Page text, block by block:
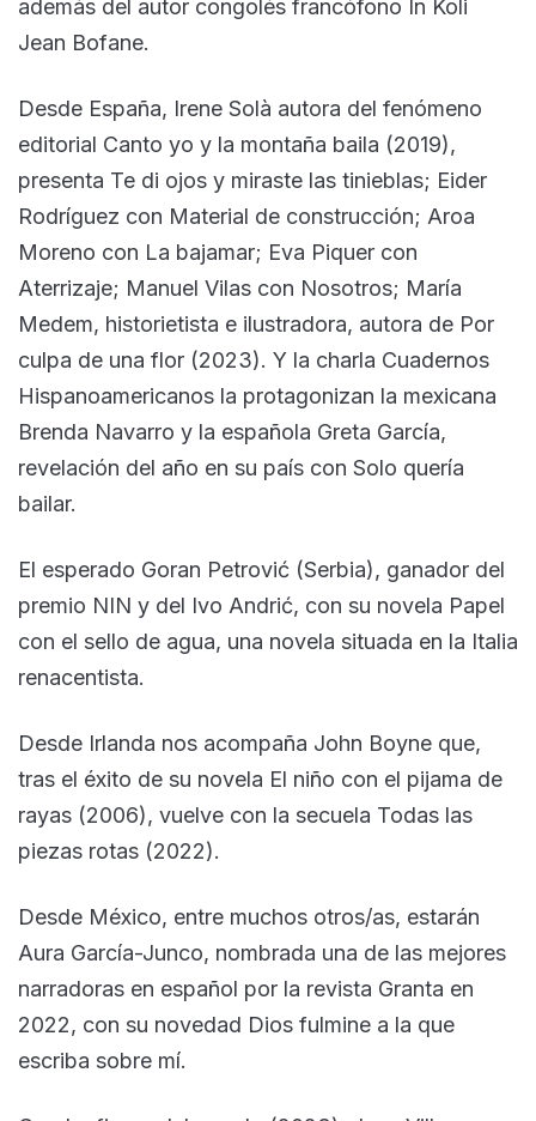
además del autor congolés francófono In Koli
Jean Bofane.
Desde España, Irene Solà autora del fenómeno
editorial Canto yo y la montaña baila (2019),
presenta Te di ojos y miraste las tinieblas; Eider
Rodríguez con Material de construcción; Aroa
Moreno con La bajamar; Eva Piquer con
Aterrizaje; Manuel Vilas con Nosotros; María
Medem, historietista e ilustradora, autora de Por
culpa de una flor (2023). Y la charla Cuadernos
Hispanoamericanos la protagonizan la mexicana
Brenda Navarro y la española Greta García,
revelación del año en su país con Solo quería
bailar.
El esperado Goran Petrović (Serbia), ganador del
premio NIN y del Ivo Andrić, con su novela Papel
con el sello de agua, una novela situada en la Italia
renacentista.
Desde Irlanda nos acompaña John Boyne que,
tras el éxito de su novela El niño con el pijama de
rayas (2006), vuelve con la secuela Todas las
piezas rotas (2022).
Desde México, entre muchos otros/as, estarán
Aura García-Junco, nombrada una de las mejores
narradoras en español por la revista Granta en
2022, con su novedad Dios fulmine a la que
escriba sobre mí.